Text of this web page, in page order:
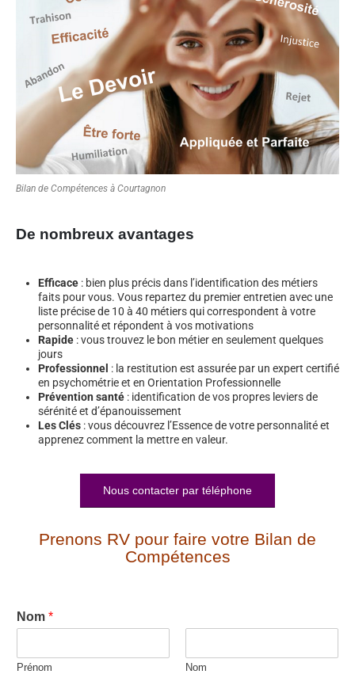
Bilan de Compétences à Courtagnon
De nombreux avantages
Efficace : bien plus précis dans l’identification des métiers
faits pour vous. Vous repartez du premier entretien avec une
liste précise de 10 à 40 métiers qui correspondent à votre
personnalité et répondent à vos motivations
Rapide : vous trouvez le bon métier en seulement quelques
jours
Professionnel : la restitution est assurée par un expert certifié
en psychométrie et en Orientation Professionnelle
Prévention santé : identification de vos propres leviers de
sérénité et d’épanouissement
Les Clés : vous découvrez l’Essence de votre personnalité et
apprenez comment la mettre en valeur.
Nous contacter par téléphone
Prenons RV pour faire votre Bilan de
Compétences
Nom *
Prénom Nom